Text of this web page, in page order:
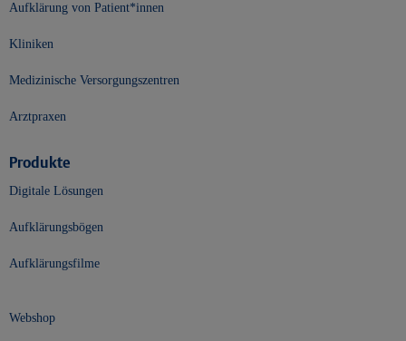
Aufklärung von Patient*innen
Kliniken
Medizinische Versorgungszentren
Arztpraxen
Produkte
Digitale Lösungen
Aufklärungsbögen
Aufklärungsfilme
Webshop